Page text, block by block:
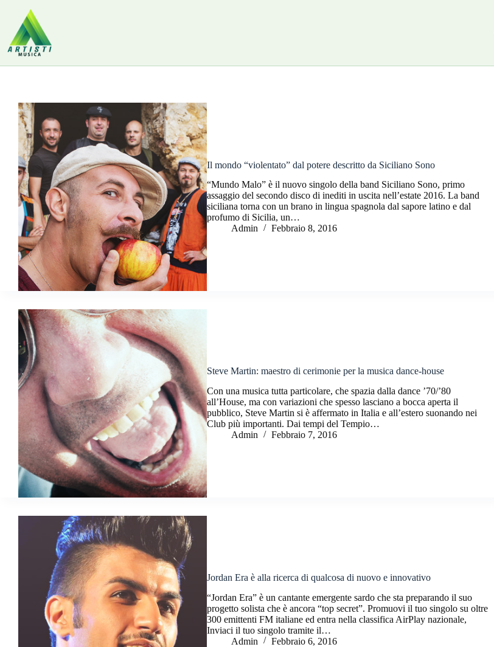
contenuto
Il mondo “violentato” dal potere descritto da Siciliano Sono
“Mundo Malo” è il nuovo singolo della band Siciliano Sono, primo
assaggio del secondo disco di inediti in uscita nell’estate 2016. La band
siciliana torna con un brano in lingua spagnola dal sapore latino e dal
profumo di Sicilia, un…
Admin
Febbraio 8, 2016
Steve Martin: maestro di cerimonie per la musica dance-house
Con una musica tutta particolare, che spazia dalla dance ’70/’80
all’House, ma con variazioni che spesso lasciano a bocca aperta il
pubblico, Steve Martin si è affermato in Italia e all’estero suonando nei
Club più importanti. Dai tempi del Tempio…
Admin
Febbraio 7, 2016
Jordan Era è alla ricerca di qualcosa di nuovo e innovativo
“Jordan Era” è un cantante emergente sardo che sta preparando il suo
progetto solista che è ancora “top secret”. Promuovi il tuo singolo su oltre
300 emittenti FM italiane ed entra nella classifica AirPlay nazionale,
Inviaci il tuo singolo tramite il…
Admin
Febbraio 6, 2016